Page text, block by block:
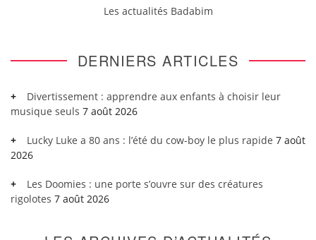
Les actualités Badabim
DERNIERS ARTICLES
Divertissement : apprendre aux enfants à choisir leur
musique seuls 7 août 2026
Lucky Luke a 80 ans : l’été du cow-boy le plus rapide 7 août
2026
Les Doomies : une porte s’ouvre sur des créatures
rigolotes 7 août 2026